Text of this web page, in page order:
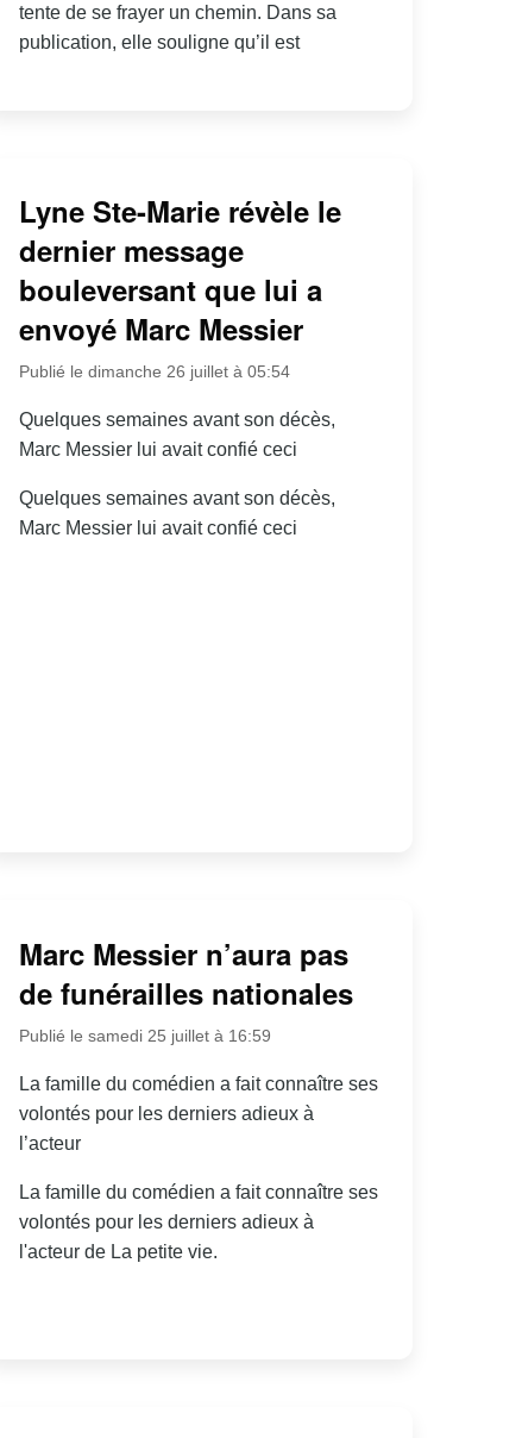
tente de se frayer un chemin. Dans sa
publication, elle souligne qu’il est
Lyne Ste-Marie révèle le
dernier message
bouleversant que lui a
envoyé Marc Messier
Publié le dimanche 26 juillet à 05:54
Quelques semaines avant son décès,
Marc Messier lui avait confié ceci
Quelques semaines avant son décès,
Marc Messier lui avait confié ceci
Marc Messier n’aura pas
de funérailles nationales
Publié le samedi 25 juillet à 16:59
La famille du comédien a fait connaître ses
volontés pour les derniers adieux à
l’acteur
La famille du comédien a fait connaître ses
volontés pour les derniers adieux à
l'acteur de La petite vie.